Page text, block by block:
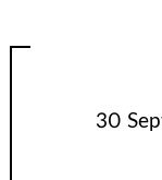
30